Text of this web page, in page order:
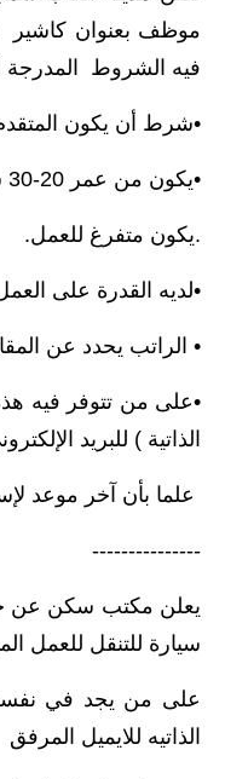
موظف بعنوان
فيه الشروط المدرجة
•شرط أن يكون
•يكون من عمر 20-30 سنه
.يكون متفرغ للعمل.
•لديه القدرة على
• الراتب يحدد عن
•على من تتوفر فيه
الذاتية ) للبريد
علما بأن آخر موعد لإستلام
---------------
يعلن مكتب سكن عن
سيارة للتنقل للعمل
على من يجد في نفسه
الذاتيه للايميل المرفق